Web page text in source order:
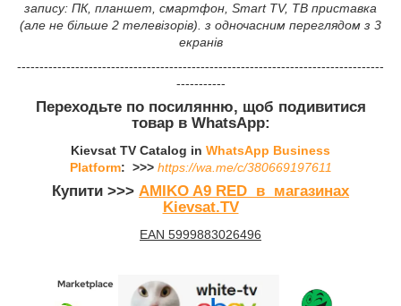
запису: ПК, планшет, смартфон, Smart TV, ТВ приставка
(але не більше 2 телевізорів). з одночасним переглядом з 3
екранів
----------------------------------------------------------------------------------
-----------
Переходьте по посилянню, щоб подивитися
товар вWhatsApp:
Kievsat TV Catalog in WhatsApp Business
Platform: >>> https://wa.me/c/380669197611
Купити >>> AMIKO A9 RED в магазинах
Kievsat.TV
EAN 5999883026496